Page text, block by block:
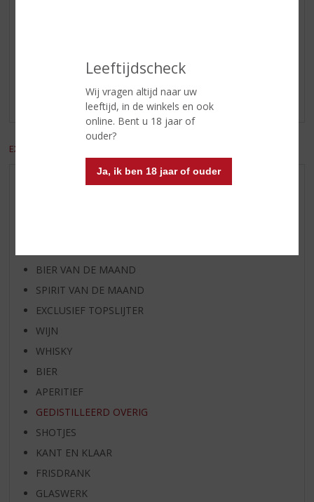
Leeftijdscheck
Wij vragen altijd naar uw
leeftijd, in de winkels en ook
online. Bent u 18 jaar of
ouder?
Ja, ik ben 18 jaar of ouder
Schrijf een review
Er zijn nog geen reviews geplaatst voor dit product
EXCL. BTW
AANBIEDINGEN
BIER VAN DE MAAND
SPIRIT VAN DE MAAND
EXCLUSIEF TOPSLIJTER
WIJN
WHISKY
BIER
APERITIEF
GEDISTILLEERD OVERIG
SHOTJES
KANT EN KLAAR
FRISDRANK
GLASWERK